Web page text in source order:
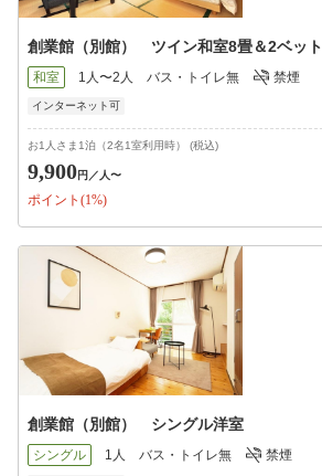
創業館（別館） ツイン和室8畳＆2ベット
和室 1人〜2人 バス・トイレ無 禁煙
インターネット可
お1人さま1泊（2名1室利用時） (税込)
9,900円 ／人〜
ポイント(1%)
創業館（別館） シングル洋室
シングル 1人 バス・トイレ無 禁煙